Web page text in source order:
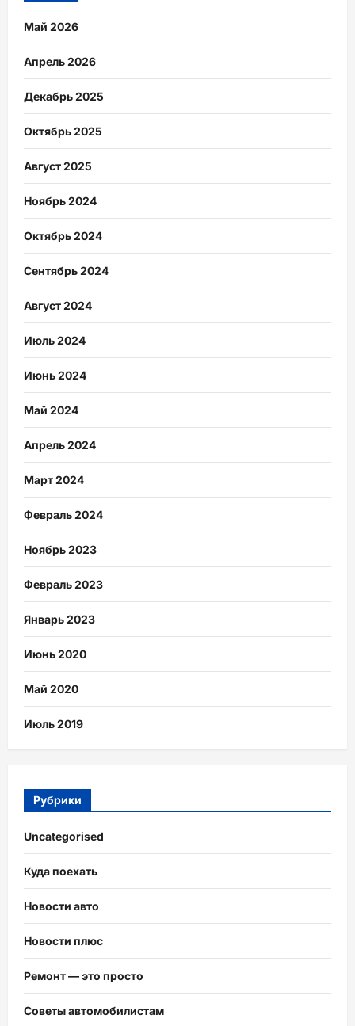
Май 2026
Апрель 2026
Декабрь 2025
Октябрь 2025
Август 2025
Ноябрь 2024
Октябрь 2024
Сентябрь 2024
Август 2024
Июль 2024
Июнь 2024
Май 2024
Апрель 2024
Март 2024
Февраль 2024
Ноябрь 2023
Февраль 2023
Январь 2023
Июнь 2020
Май 2020
Июль 2019
Рубрики
Uncategorised
Куда поехать
Новости авто
Новости плюс
Ремонт — это просто
Советы автомобилистам